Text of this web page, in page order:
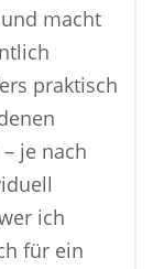
macht
praktisch
je nach
ich
für ein